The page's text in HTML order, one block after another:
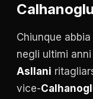
Calhanoglu
Chiunque
negli ultimi
Asllani
vice-